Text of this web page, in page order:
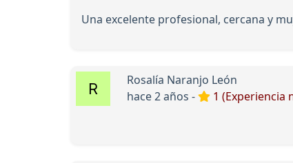
Una excelente profesional, cercana y
Rosalía Naranjo León
hace 2 años -
1 (Experiencia